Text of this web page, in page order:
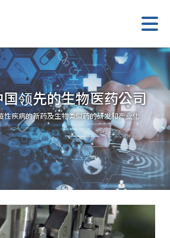
领先的生物医药公司
性疾病的新药及生物类似药的研发和产业化